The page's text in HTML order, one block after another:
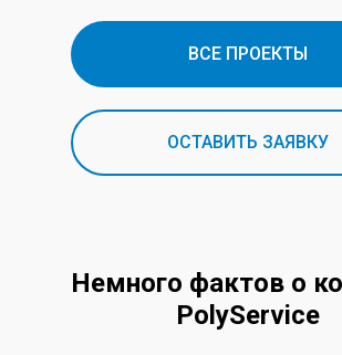
ВСЕ ПРОЕКТЫ
ОСТАВИТЬ ЗАЯВКУ
Немного фактов о
PolyService